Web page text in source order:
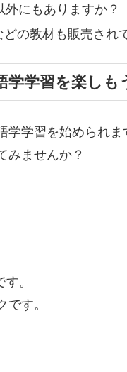
にもありますか？
の教材も販売され
学習を楽しも
学学習を始められ
みませんか？
。
す。